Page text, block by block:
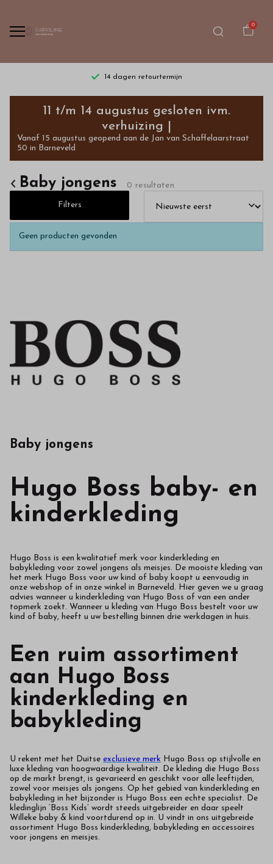
0
14 dagen retourtermijn
Baby
jongens
Bestel
kinderkleding
van
hoge
onze
webshop
11 t/m 14 augustus gesloten ivm.
verhuizing |
Vanaf 15 augustus geopend aan de Jan van Schaffelaarstraat
50 in Barneveld
Baby jongens 0 resultaten
Filters
Geen producten gevonden
Baby jongens
Hugo Boss baby- en
kinderkleding
Hugo Boss is een kwalitatief merk voor kinderkleding en
babykleding voor zowel jongens als meisjes. De mooiste kleding van
het merk Hugo Boss voor uw kind of baby koopt u eenvoudig in
onze webshop of in onze winkel in Barneveld. Hier geven we u graag
advies wanneer u kinderkleding van Hugo Boss of van een ander
topmerk zoekt. Wanneer u kleding van Hugo Boss bestelt voor uw
kind of baby, heeft u uw bestelling binnen drie werkdagen in huis.
Een ruim assortiment
aan Hugo Boss
kinderkleding en
babykleding
U rekent met het Duitse exclusieve merk Hugo Boss op stijlvolle en
luxe kleding van hoogwaardige kwaliteit. De kleding die Hugo Boss
op de markt brengt, is gevarieerd en geschikt voor alle leeftijden,
zowel voor meisjes als jongens. Op het gebied van kinderkleding en
babykleding in het bijzonder is Hugo Boss een echte specialist. De
kledinglijn ‘Boss Kids’ wordt steeds uitgebreider en daar speelt
Willeke baby & kind voortdurend op in. U vindt in ons uitgebreide
assortiment Hugo Boss kinderkleding, babykleding en accessoires
voor jongens en meisjes.